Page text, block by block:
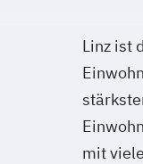
Linz ist
mit